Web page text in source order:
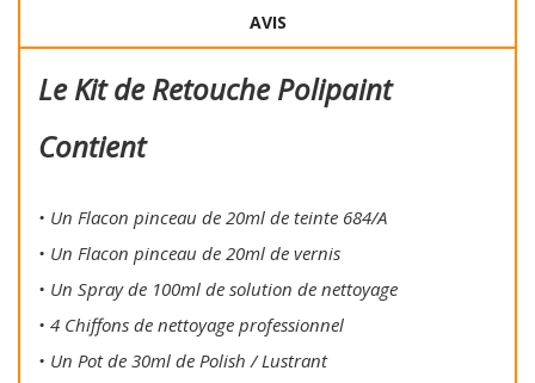
AVIS
Le Kit de Retouche Polipaint
Contient
• Un Flacon pinceau de 20ml de teinte 684/A
• Un Flacon pinceau de 20ml de vernis
• Un Spray de 100ml de solution de nettoyage
• 4 Chiffons de nettoyage professionnel
• Un Pot de 30ml de Polish / Lustrant